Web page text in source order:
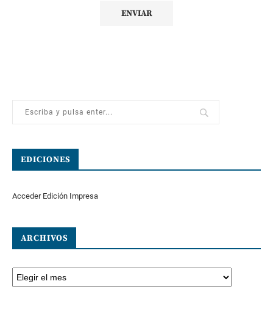
EDICIONES
Acceder Edición Impresa
ARCHIVOS